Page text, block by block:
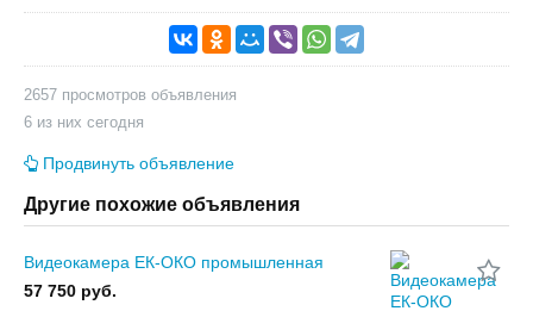
2657 просмотров объявления
6 из них сегодня
Продвинуть объявление
Другие похожие объявления
Видеокамера ЕК-ОКО промышленная
57 750 руб.